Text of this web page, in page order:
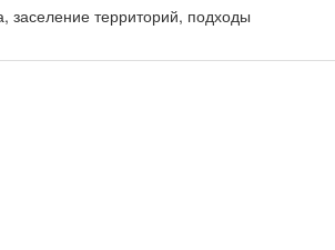
заселение территорий, подходы